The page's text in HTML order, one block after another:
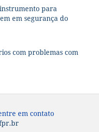
para
em segurança do
com problemas com
em contato